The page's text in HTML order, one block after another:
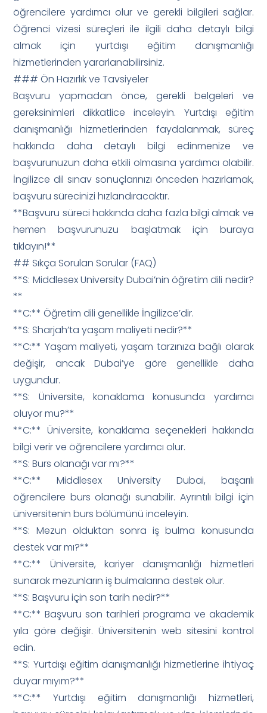
öğrencilere yardımcı olur ve gerekli bilgileri sağlar.
Öğrenci vizesi süreçleri ile ilgili daha detaylı bilgi
almak için yurtdışı eğitim danışmanlığı
hizmetlerinden yararlanabilirsiniz.
### Ön Hazırlık ve Tavsiyeler
Başvuru yapmadan önce, gerekli belgeleri ve
gereksinimleri dikkatlice inceleyin. Yurtdışı eğitim
danışmanlığı hizmetlerinden faydalanmak, süreç
hakkında daha detaylı bilgi edinmenize ve
başvurunuzun daha etkili olmasına yardımcı olabilir.
İngilizce dil sınav sonuçlarınızı önceden hazırlamak,
başvuru sürecinizi hızlandıracaktır.
**Başvuru süreci hakkında daha fazla bilgi almak ve
hemen başvurunuzu başlatmak için buraya
tıklayın!**
## Sıkça Sorulan Sorular (FAQ)
**S: Middlesex University Dubai’nin öğretim dili nedir?
**
**C:** Öğretim dili genellikle İngilizce’dir.
**S: Sharjah’ta yaşam maliyeti nedir?**
**C:** Yaşam maliyeti, yaşam tarzınıza bağlı olarak
değişir, ancak Dubai’ye göre genellikle daha
uygundur.
**S: Üniversite, konaklama konusunda yardımcı
oluyor mu?**
**C:** Üniversite, konaklama seçenekleri hakkında
bilgi verir ve öğrencilere yardımcı olur.
**S: Burs olanağı var mı?**
**C:** Middlesex University Dubai, başarılı
öğrencilere burs olanağı sunabilir. Ayrıntılı bilgi için
üniversitenin burs bölümünü inceleyin.
**S: Mezun olduktan sonra iş bulma konusunda
destek var mı?**
**C:** Üniversite, kariyer danışmanlığı hizmetleri
sunarak mezunların iş bulmalarına destek olur.
**S: Başvuru için son tarih nedir?**
**C:** Başvuru son tarihleri programa ve akademik
yıla göre değişir. Üniversitenin web sitesini kontrol
edin.
**S: Yurtdışı eğitim danışmanlığı hizmetlerine ihtiyaç
duyar mıyım?**
**C:** Yurtdışı eğitim danışmanlığı hizmetleri,